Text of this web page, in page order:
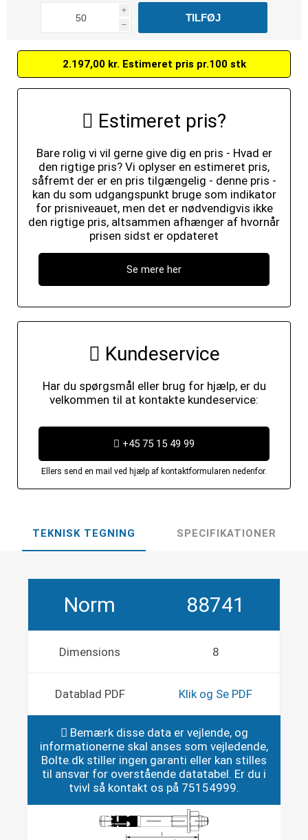
i
h
2.197,00 kr. Estimeret pris pr.100 stk
Estimeret pris?
Bare rolig vi vil gerne give dig en pris - Hvad er
den rigtige pris? Vi oplyser en estimeret pris,
såfremt der er en pris tilgængelig - denne pris -
kan du som udgangspunkt bruge som indikator
for prisniveauet, men det er nødvendigvis ikke
den rigtige pris, altsammen afhænger af hvornår
prisen sidst er opdateret
Se mere her
Kundeservice
Har du spørgsmål eller brug for hjælp, er du
velkommen til at kontakte kundeservice:
+45 75 15 49 99
Ellers send en mail ved hjælp af kontaktformularen nedenfor.
TEKNISK TEGNING SPECIFIKATIONER
Norm 88741
Dimensions 8
Datablad PDF Klik og Se PDF
Bemærk disse data er vejlende, og
informationerne skal anses som vejledende,
Bolte.dk stiller ingen garanti eller kan stilles
til ansvar for overstående datatabel. Er du i
tvivl så kontakt os på 75154999.